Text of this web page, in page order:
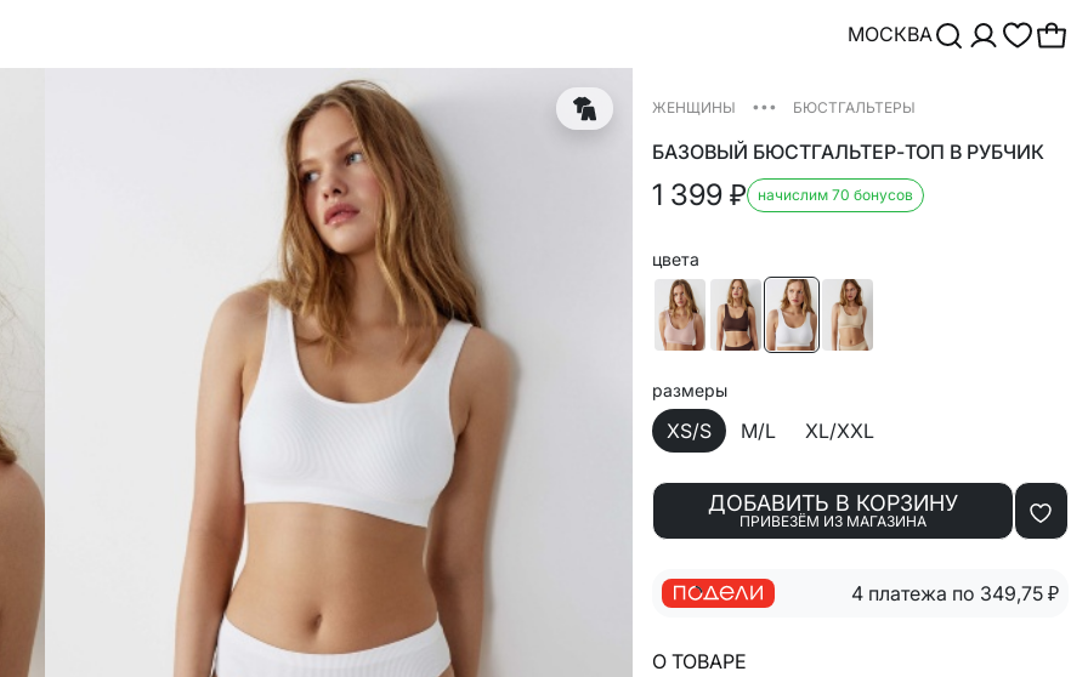
МОСКВА
ЖЕНЩИНЫ ••• БЮСТГАЛЬТЕРЫ
БАЗОВЫЙ БЮСТГАЛЬТЕР-ТОП В РУБЧИК
1 399 ₽ начислим 70 бонусов
цвета
размеры
XS/S M/L XL/XXL
ДОБАВИТЬ В КОРЗИНУ
ПРИВЕЗЁМ ИЗ МАГАЗИНА
4 платежа по 349,75 ₽
О ТОВАРЕ